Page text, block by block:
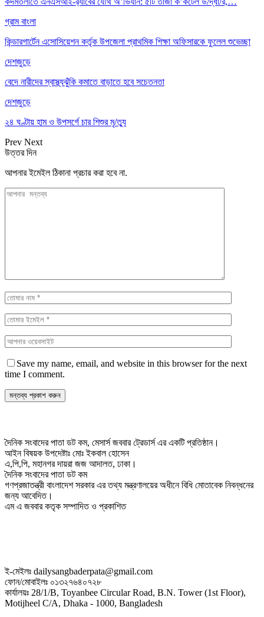
গ্রাম বাংলা
কিন্ডারগার্টেন এসোসিয়েশন কর্তৃক উপজেলা প্রাথমিক শিক্ষা অফিসারকে ফুলেল শুভেচ্ছা
দেশজুড়ে
বেদে নারীদের স্বাস্থ্যঝুঁকি কমাতে বাড়াতে হবে সচেতনতা
দেশজুড়ে
২৪ ঘণ্টায় হাম ও উপসর্গে চার শিশুর মৃ/ত্যু
Prev Next
উত্তর দিন
আপনার ইমেইল ঠিকানা প্রচার করা হবে না.
Save my name, email, and website in this browser for the next
time I comment.
দৈনিক সংবাদের পাতা ডট কম, মেসার্স জববার ট্রেডার্স এর একটি প্রতিষ্ঠান।
আইন বিষয়ক উপদেষ্টাঃ মোঃ ইকবাল হোসেন
এ,পি,পি, মহানগর দায়রা জজ আদালত, ঢাকা।
দৈনিক সংবাদের পাতা ডট কম
গণপ্রজাতন্ত্রী বাংলাদেশ সরকার এর তথ্য মন্ত্রণালয়ের অধীনে বিধি মোতাবেক নিবন্ধনের
জন্য আবেদিত।
এম এ জববার কতৃক সম্পাদিত ও প্রকাশিত
ই-মেইলঃ dailysangbaderpata@gmail.com
ফোন/মোবাইলঃ ০১৩২৭৬৪০৭২৮
কার্যালয়ঃ 28/1/B, Toyanbee Circular Road, B.N. Tower (1st Floor),
Motijheel C/A, Dhaka - 1000, Bangladesh